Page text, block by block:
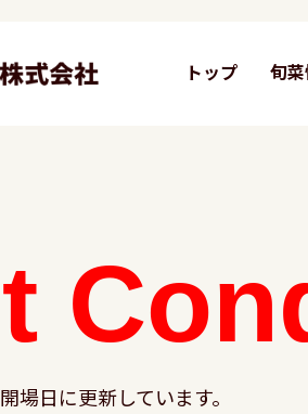
トップ 旬
場日に更新しています。